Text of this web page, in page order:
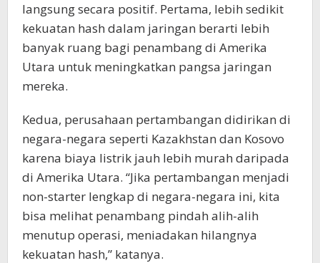
langsung secara positif. Pertama, lebih sedikit
kekuatan hash dalam jaringan berarti lebih
banyak ruang bagi penambang di Amerika
Utara untuk meningkatkan pangsa jaringan
mereka.
Kedua, perusahaan pertambangan didirikan di
negara-negara seperti Kazakhstan dan Kosovo
karena biaya listrik jauh lebih murah daripada
di Amerika Utara. “Jika pertambangan menjadi
non-starter lengkap di negara-negara ini, kita
bisa melihat penambang pindah alih-alih
menutup operasi, meniadakan hilangnya
kekuatan hash,” katanya.